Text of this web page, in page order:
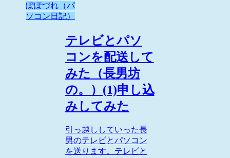
ぽぽづれ（パ
ソコン日記）
テレビとパソ
コンを配送して
みた（長男坊
の。）(1)申し込
みしてみた
引っ越ししていった長
男のテレビとパソコン
を送ります。テレビと